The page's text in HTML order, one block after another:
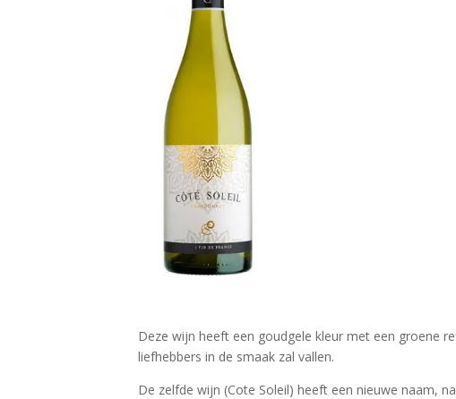
Deze wijn heeft een goudgele kleur met een groene
liefhebbers in de smaak zal vallen.
De zelfde wijn (Cote Soleil) heeft een nieuwe naam,